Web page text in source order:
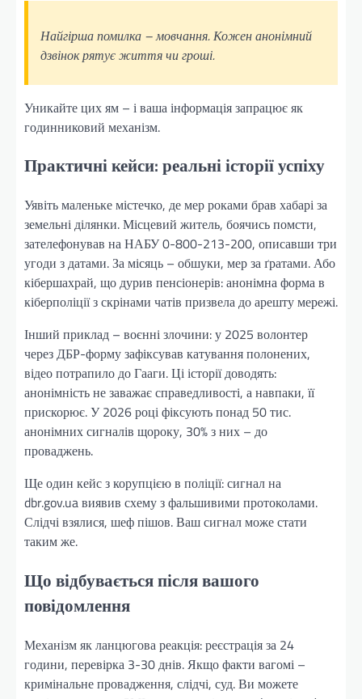
Найгірша помилка – мовчання. Кожен анонімний
дзвінок рятує життя чи гроші.
Уникайте цих ям – і ваша інформація запрацює як
годинниковий механізм.
Практичні кейси: реальні історії успіху
Уявіть маленьке містечко, де мер роками брав хабарі за
земельні ділянки. Місцевий житель, боячись помсти,
зателефонував на НАБУ 0-800-213-200, описавши три
угоди з датами. За місяць – обшуки, мер за ґратами. Або
кібершахрай, що дурив пенсіонерів: анонімна форма в
кіберполіції з скрінами чатів призвела до арешту мережі.
Інший приклад – воєнні злочини: у 2025 волонтер
через ДБР-форму зафіксував катування полонених,
відео потрапило до Гааги. Ці історії доводять:
анонімність не заважає справедливості, а навпаки, її
прискорює. У 2026 році фіксують понад 50 тис.
анонімних сигналів щороку, 30% з них – до
проваджень.
Ще один кейс з корупцією в поліції: сигнал на
dbr.gov.ua виявив схему з фальшивими протоколами.
Слідчі взялися, шеф пішов. Ваш сигнал може стати
таким же.
Що відбувається після вашого
повідомлення
Механізм як ланцюгова реакція: реєстрація за 24
години, перевірка 3-30 днів. Якщо факти вагомі –
кримінальне провадження, слідчі, суд. Ви можете